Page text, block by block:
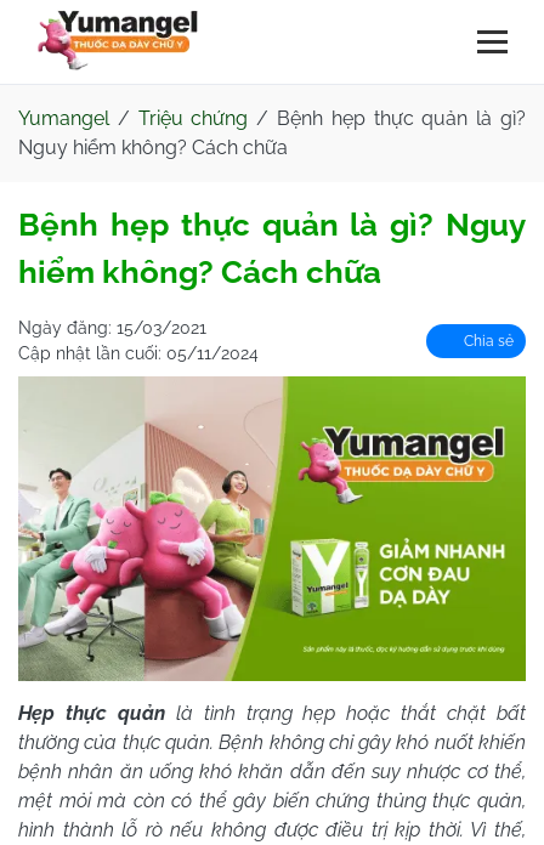
Yumangel/ Triệu chứng / Bệnh hẹp thực quản là gì?
Nguy hiểm không? Cách chữa
Bệnh hẹp thực quản là gì? Nguy
hiểm không? Cách chữa
Ngày đăng: 15/03/2021
Cập nhật lần cuối: 05/11/2024
Chia sẻ
Hẹp thực quảnlà tình trạng hẹp hoặc thắt chặt bất
thường của thực quản. Bệnh không chỉ gây khó nuốt khiến
bệnh nhân ăn uống khó khăn dẫn đến suy nhược cơ thể,
mệt mỏi mà còn có thể gây biến chứng thủng thực quản,
hình thành lỗ rò nếu không được điều trị kịp thời. Vì thế,